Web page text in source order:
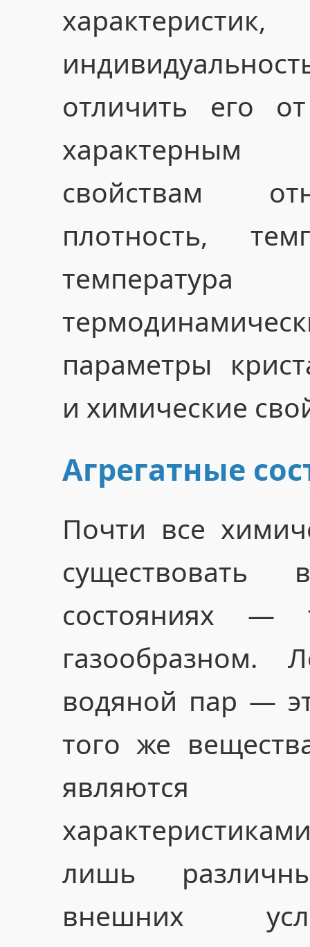
отличить его
характерным
свойствам
плотность,
параметры
и химические
Агрегатные
Почти все
существовать
состояниях —
водяной пар —
того же
являются
лишь
внешних